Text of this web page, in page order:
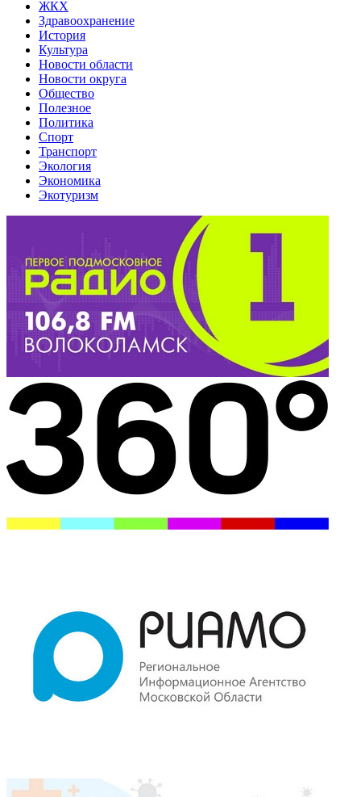
ЖКХ
Здравоохранение
История
Культура
Новости области
Новости округа
Общество
Полезное
Политика
Спорт
Транспорт
Экология
Экономика
Экотуризм